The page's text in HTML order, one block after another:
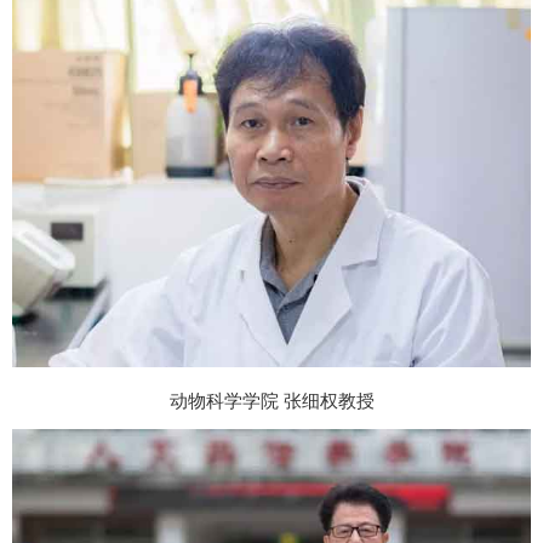
动物科学学院 张细权教授